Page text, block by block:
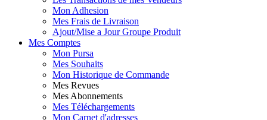
Mon Adhesion
Mes Frais de Livraison
Ajout/Mise a Jour Groupe Produit
Mes Comptes
Mon Pursa
Mes Souhaits
Mon Historique de Commande
Mes Revues
Mes Abonnements
Mes Téléchargements
Mon Carnet d'adresses